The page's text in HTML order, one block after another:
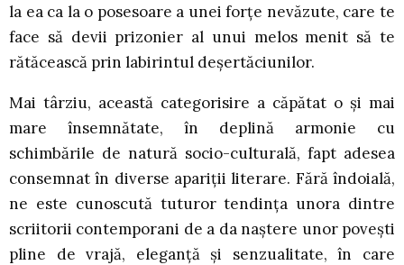
la ea ca la o posesoare a unei forţe nevăzute, care te
face să devii prizonier al unui melos menit să te
rătăcească prin labirintul deşertăciunilor.
Mai târziu, această categorisire a căpătat o şi mai
mare însemnătate, în deplină armonie cu
schimbările de natură socio-culturală, fapt adesea
consemnat în diverse apariţii literare. Fără îndoială,
ne este cunoscută tuturor tendinţa unora dintre
scriitorii contemporani de a da naştere unor poveşti
pline de vrajă, eleganţă şi senzualitate, în care